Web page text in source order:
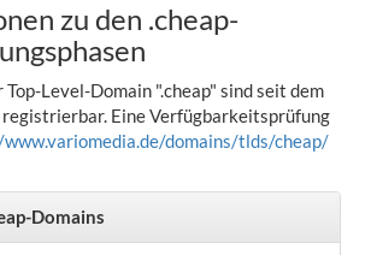
zu den .cheap-
Level-Domain ".cheap" sind seit dem
Eine Verfügbarkeitsprüfung
domains/tlds/cheap/
Domains